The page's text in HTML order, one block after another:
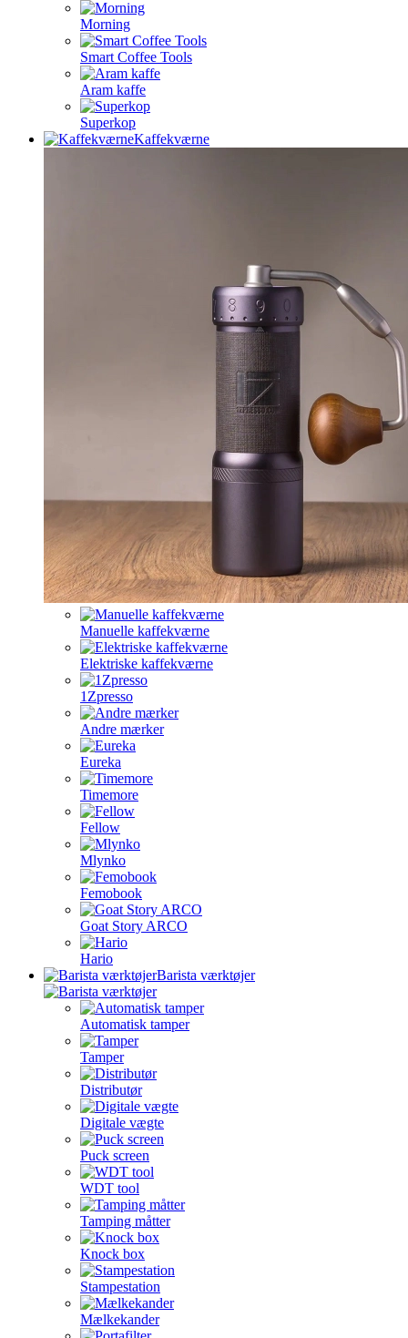
Morning
Smart Coffee Tools
Aram kaffe
Superkop
Kaffekværne
Manuelle kaffekværne
Elektriske kaffekværne
1Zpresso
Andre mærker
Eureka
Timemore
Fellow
Mlynko
Femobook
Goat Story ARCO
Hario
Barista værktøjer
Automatisk tamper
Tamper
Distributør
Digitale vægte
Puck screen
WDT tool
Tamping måtter
Knock box
Stampestation
Mælkekander